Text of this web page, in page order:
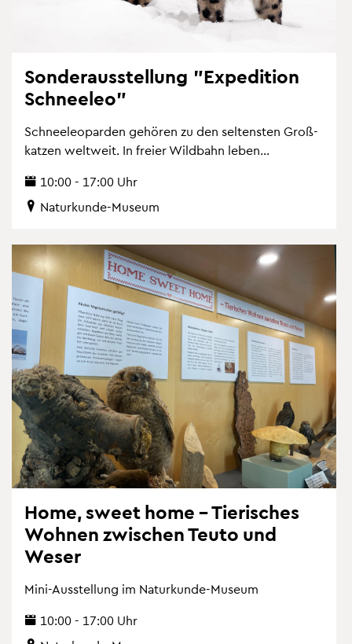
Son­der­aus­stel­lung "Ex­pe­di­ti­on
Schnee­leo"
Schnee­leo­par­den ge­hö­ren zu den sel­tens­ten Gro­ß­
kat­zen welt­weit. In frei­er Wild­bahn leben...
10:00 - 17:00 Uhr
Na­tur­kun­de-Mu­se­um
Home, sweet home – Tie­ri­sches
Woh­nen zwi­schen Teuto und
Weser
Mini-Aus­stel­lung im Na­tur­kun­de-Mu­se­um
10:00 - 17:00 Uhr